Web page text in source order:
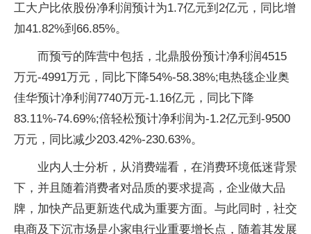
工大户比依股份净利润预计为1.7亿元到2亿元，同比增
加41.82%到66.85%。
而预亏的阵营中包括，北鼎股份预计净利润4515
万元-4991万元，同比下降54%-58.38%;电热毯企业奥
佳华预计净利润7740万元-1.16亿元，同比下降
83.11%-74.69%;倍轻松预计净利润为-1.2亿元到-9500
万元，同比减少203.42%-230.63%。
业内人士分析，从消费端看，在消费环境低迷背景
下，并且随着消费者对品质的要求提高，企业做大品
牌，加快产品更新迭代成为重要方面。与此同时，社交
电商及下沉市场是小家电行业重要增长点，随着其发展